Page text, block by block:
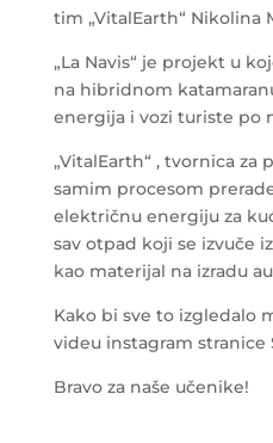
tim „VitalEarth“ Nikolina
„La Navis“ je projekt u
na hibridnom
energija i vozi turiste po
„VitalEarth“ , tvornica za
samim procesom
električnu energiju za
sav otpad koji se izvuče
kao materijal na izradu
Kako bi sve to izgledalo
videu instagram stranice
Bravo za naše učenike!